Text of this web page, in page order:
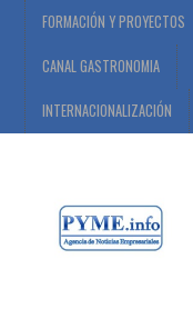
FORMACIÓN Y PROYECTOS
CANAL GASTRONOMIA
INTERNACIONALIZACIÓN